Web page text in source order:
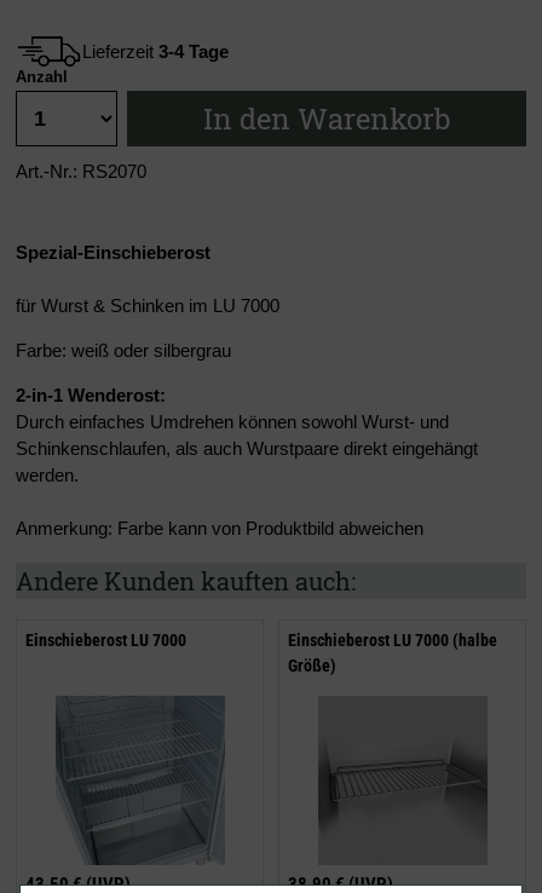
Lieferzeit 3-4 Tage
Anzahl
In den Warenkorb
Art.-Nr.: RS2070
Spezial-Einschieberost
für Wurst & Schinken im LU 7000
Farbe: weiß oder silbergrau
2-in-1 Wenderost:
Durch einfaches Umdrehen können sowohl Wurst- und
Schinkenschlaufen, als auch Wurstpaare direkt eingehängt
werden.
Anmerkung: Farbe kann von Produktbild abweichen
Andere Kunden kauften auch:
Einschieberost LU 7000
43,50 €(UVP)
Einschieberost LU 7000 (halbe
Größe)
38,90 €(UVP)